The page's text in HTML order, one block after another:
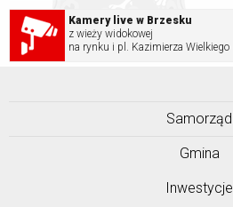
Kamery live w Brzesku
z wieży widokowej
na rynku i pl. Kazimierza Wielkiego
Samorząd
Gmina
Inwestycje